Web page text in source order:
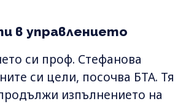
в управлението
си проф. Стефанова
си цели, посочва БТА. Тя
изпълнението на